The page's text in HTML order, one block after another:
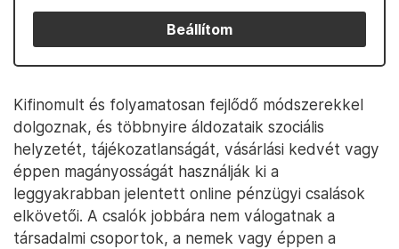
Beállítom
Kifinomult és folyamatosan fejlődő módszerekkel
dolgoznak, és többnyire áldozataik szociális
helyzetét, tájékozatlanságát, vásárlási kedvét vagy
éppen magányosságát használják ki a
leggyakrabban jelentett online pénzügyi csalások
elkövetői. A csalók jobbára nem válogatnak a
társadalmi csoportok, a nemek vagy éppen a